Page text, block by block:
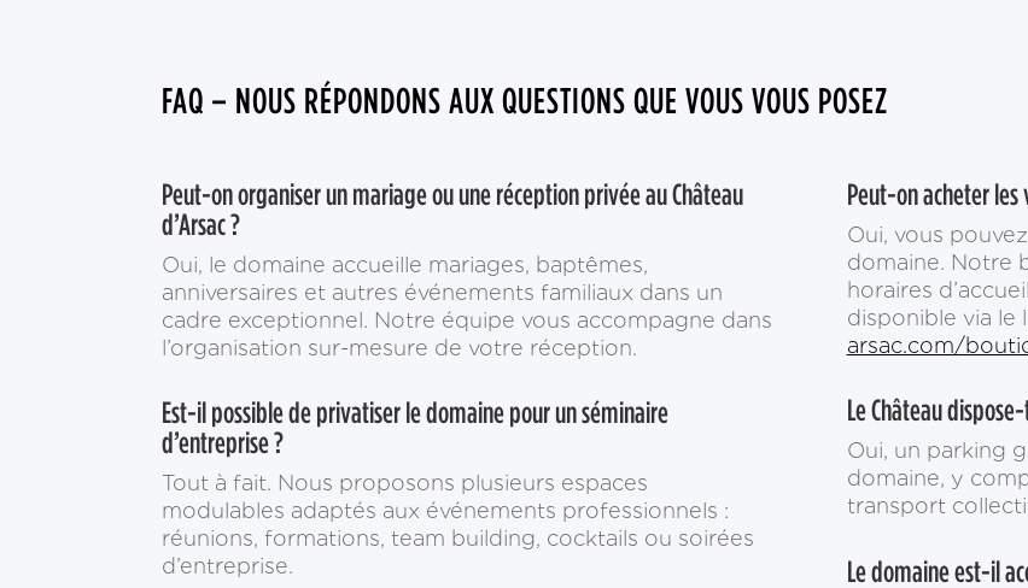
FAQ – NOUS RÉPONDONS AUX QUESTIONS QUE VOUS VOUS POSEZ
Peut-on organiser un mariage ou une réception privée au Château
d’Arsac ?
Oui, le domaine accueille mariages, baptêmes,
anniversaires et autres événements familiaux dans un
cadre exceptionnel. Notre équipe vous accompagne dans
l’organisation sur-mesure de votre réception.
Est-il possible de privatiser le domaine pour un séminaire
d’entreprise ?
Tout à fait. Nous proposons plusieurs espaces
modulables adaptés aux événements professionnels :
réunions, formations, team building, cocktails ou soirées
d’entreprise.
Peut-on acheter les
Oui, vous
domaine. Notre
horaires
disponible via le
arsac.com/
Le Château
Oui, un parking
domaine, y
transport
Le domaine est-il